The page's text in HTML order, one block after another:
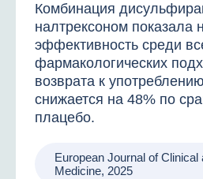
Комбинация
налтрексоном показала
эффективность среди
фармакологических
возврата к
снижается на 48% по
плацебо.
European Journal of
Medicine, 2025